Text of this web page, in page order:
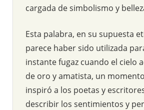
cargada de simbolismo y
Esta palabra, en su supuesta
parece haber sido utilizada
instante fugaz cuando el cielo
de oro y amatista, un
inspiró a los poetas y
describir los sentimientos y